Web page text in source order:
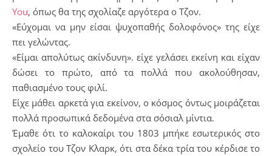
You, όπως θα της σχολίαζε αργότερα ο Τζον.
«Εύχομαι να μην είσαι ψυχοπαθής δολοφόνος» της είχε
πει γελώντας.
«Είμαι απολύτως ακίνδυνη». είχε γελάσει εκείνη και είχαν
δώσει το πρώτο, από τα πολλά που ακολούθησαν,
παθιασμένο τους φιλί.
Είχε μάθει αρκετά για εκείνον, ο κόσμος όντως μοιράζεται
πολλά προσωπικά δεδομένα στα σόσιαλ μίντια.
Έμαθε ότι το καλοκαίρι του 1803 μπήκε εσωτερικός στο
σχολείο του Τζον Κλαρκ, ότι στα δέκα τρία του κέρδισε το